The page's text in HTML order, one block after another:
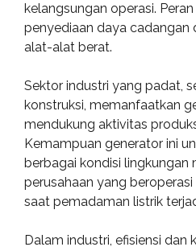
kelangsungan operasi.
penyediaan daya cadangan
alat-alat berat.
Sektor industri yang padat,
konstruksi, memanfaatkan
mendukung aktivitas
Kemampuan generator ini
berbagai kondisi lingkungan
perusahaan yang
saat pemadaman listrik
Dalam industri, efisiensi dan